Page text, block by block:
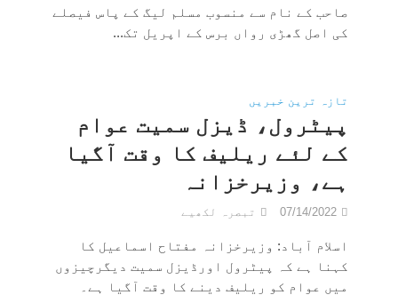
صاحب کے نام سے منسوب مسلم لیگ کے پاس فیصلے
کی اصل گھڑی رواں برس کے اپریل تک...
تازہ ترین خبریں
پیٹرول، ڈیزل سمیت عوام
کے لئے ریلیف کا وقت آگیا
ہے، وزیرخزانہ
07/14/2022 تبصرہ لکھیے
اسلام آباد: وزیرخزانہ مفتاح اسماعیل کا
کہنا ہے کہ پیٹرول اورڈیزل سمیت دیگرچیزوں
میں عوام کو ریلیف دینے کا وقت آگیا ہے۔